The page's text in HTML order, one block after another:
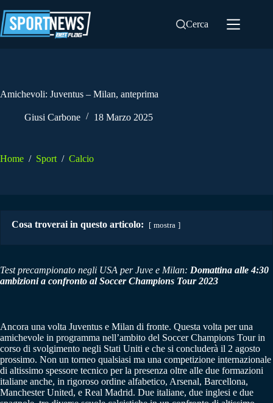
al
contenuto
Cerca
Amichevoli: Juventus – Milan, anteprima
Giusi Carbone 18 Marzo 2025
Home / Sport / Calcio
Cosa troverai in questo articolo: mostra
Test precampionato negli USA per Juve e Milan: Domattina alle 4:30
ambizioni a confronto al Soccer Champions Tour 2023
Ancora una volta Juventus e Milan di fronte. Questa volta per una
amichevole in programma nell’ambito del Soccer Champions Tour in
corso di svolgimento negli Stati Uniti e che si concluderà il 2 agosto
prossimo. Non un torneo qualsiasi ma una competizione internazionale
di altissimo spessore tecnico per la presenza oltre alle due formazioni
italiane anche, in rigoroso ordine alfabetico, Arsenal, Barcellona,
Manchester United, e Real Madrid. Due italiane, due inglesi e due